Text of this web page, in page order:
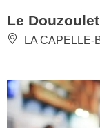
Le Douzoulet
LA CAPELLE-